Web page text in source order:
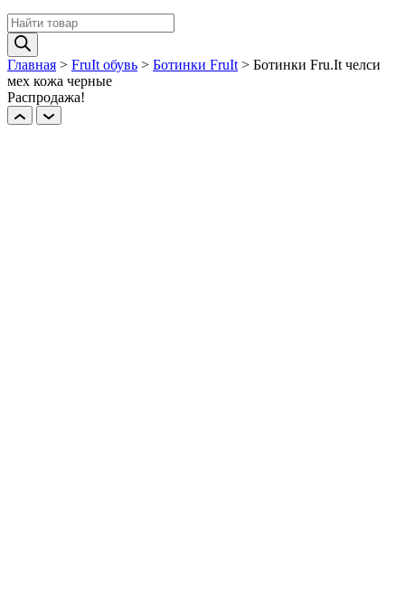
Поиск
товаров
Главная > FruIt обувь > Ботинки FruIt > Ботинки Fru.It челси
мех кожа черные
Распродажа!